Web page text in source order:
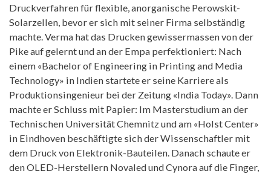
Druckverfahren für flexible, anorganische Perowskit-
Solarzellen, bevor er sich mit seiner Firma selbständig
machte. Verma hat das Drucken gewissermassen von der
Pike auf gelernt und an der Empa perfektioniert: Nach
einem «Bachelor of Engineering in Printing and Media
Technology» in Indien startete er seine Karriere als
Produktionsingenieur bei der Zeitung «India Today». Dann
machte er Schluss mit Papier: Im Masterstudium an der
Technischen Universität Chemnitz und am «Holst Center»
in Eindhoven beschäftigte sich der Wissenschaftler mit
dem Druck von Elektronik-Bauteilen. Danach schaute er
den OLED-Herstellern Novaled und Cynora auf die Finger,